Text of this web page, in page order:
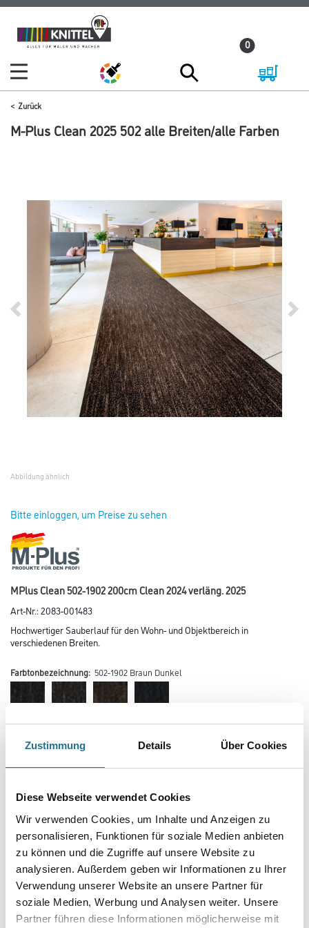
Zustimmung Details Über Cookies
Diese Webseite verwendet Cookies
Wir verwenden Cookies, um Inhalte und Anzeigen zu
personalisieren, Funktionen für soziale Medien anbieten
zu können und die Zugriffe auf unsere Website zu
analysieren. Außerdem geben wir Informationen zu Ihrer
Verwendung unserer Website an unsere Partner für
soziale Medien, Werbung und Analysen weiter. Unsere
Partner führen diese Informationen möglicherweise mit
Zum
Inhalt
Zum
Navigationsmenü
0
Zurück
M-Plus Clean 2025 502 alle Breiten/alle Farben
Abbildung ähnlich
Bitte einloggen, um Preise zu sehen
MPlus Clean 502-1902 200cm Clean 2024 verläng. 2025
Art-Nr.:2083-001483
Hochwertiger Sauberlauf für den Wohn- und Objektbereich in
verschiedenen Breiten.
Farbtonbezeichnung: 502-1902 Braun Dunkel
Farbtonbezeichnung
Länge in centimeter
Breite in centimeter
Gebinde